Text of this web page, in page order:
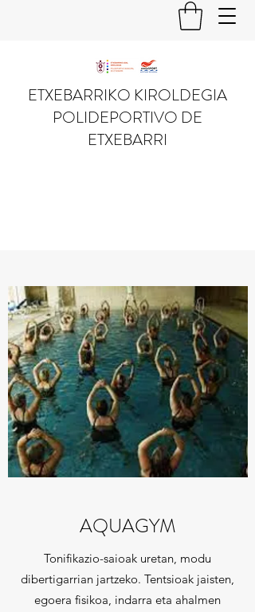
ETXEBARRIKO KIROLDEGIA
POLIDEPORTIVO DE
ETXEBARRI
AQUAGYM
Tonifikazio-saioak uretan, modu
dibertigarrian jartzeko. Tentsioak jaisten,
egoera fisikoa, indarra eta ahalmen